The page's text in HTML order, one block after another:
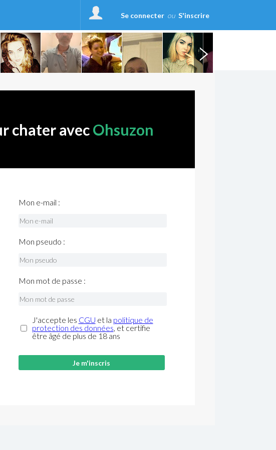
Se connecter ou S'inscrire
chater avecOhsuzon
Mon e-mail :
Mon pseudo :
Mon mot de passe :
J'accepte les CGU et la politique de
protection des données, et certifie
être âgé de plus de 18 ans